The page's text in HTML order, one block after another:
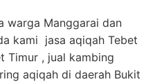
warga Manggarai dan
kami jasa aqiqah Tebet
Timur , jual kambing
aqiqah di daerah Bukit